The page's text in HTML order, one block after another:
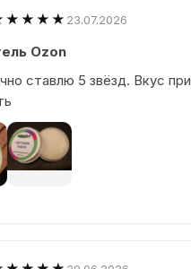
23.07.2026
Ozon
ставлю 5 звёзд. Вкус